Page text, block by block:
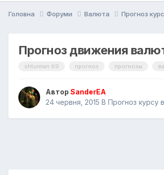
Головна Форуми Валюта Прогноз
Прогноз движения
shturman 69 прогноз прогнозы
Автор SanderEA
24 червня, 2015 В Прогноз курсу